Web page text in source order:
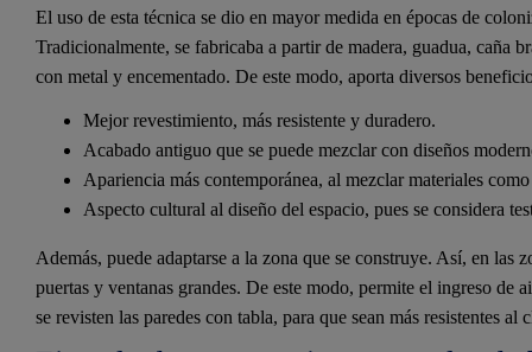
El uso de esta técnica se dio en mayor medida en épocas de
Tradicionalmente, se fabricaba a partir de madera, guadua, caña
con metal y encementado. De este modo, aporta diversos
Mejor revestimiento, más resistente y duradero.
Acabado antiguo que se puede mezclar con diseños
Apariencia más contemporánea, al mezclar materiales
Aspecto cultural al diseño del espacio, pues se considera
Además, puede adaptarse a la zona que se construye. Así, en las
puertas y ventanas grandes. De este modo, permite el ingreso de
se revisten las paredes con tabla, para que sean más resistentes al